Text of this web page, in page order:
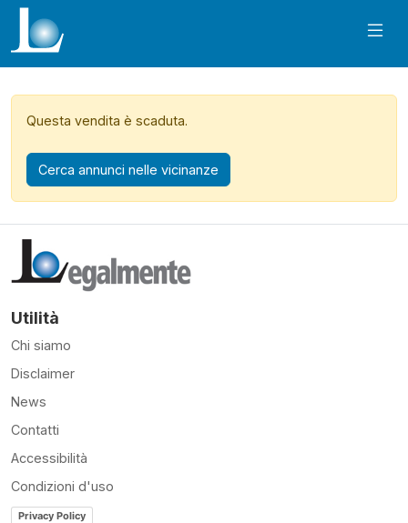
Questa vendita è scaduta.
Cerca annunci nelle vicinanze
Utilità
Chi siamo
Disclaimer
News
Contatti
Accessibilità
Condizioni d'uso
Privacy Policy